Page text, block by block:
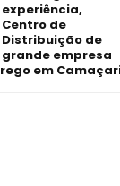
experiência,
Centro de
Distribuição de
grande empresa
em